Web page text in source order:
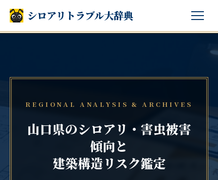
シロアリトラブル大辞典
REGIONAL ANALYSIS & ARCHIVES
山口県のシロアリ・害虫被害
傾向と
建築構造リスク鑑定